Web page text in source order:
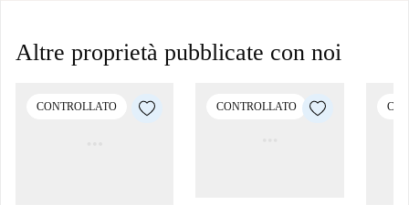
Altre proprietà pubblicate con noi
CONTROLLATO CONTROLLATO